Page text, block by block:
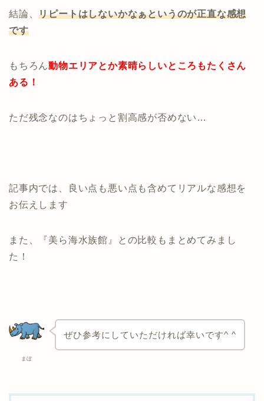
結論、リピートはしないかなぁというのが正直な感想
です
もちろん動物エリアとか素晴らしいところもたくさん
ある！
ただ残念なのはちょっと割高感が否めない…
記事内では、良い点も悪い点も含めてリアルな感想を
お伝えします
また、『美ら海水族館』との比較もまとめてみまし
た！
まぼ
ぜひ参考にしていただければ幸いです^ ^